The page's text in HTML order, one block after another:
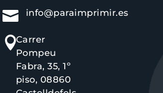
 info@paraimprimir.es
Carrer
Pompeu
Fabra, 35, 1º
piso, 08860